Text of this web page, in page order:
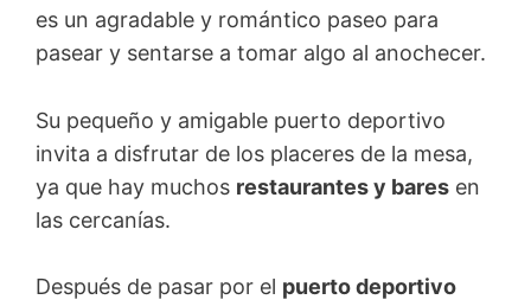
es un agradable y romántico paseo para
pasear y sentarse a tomar algo al anochecer.
Su pequeño y amigable puerto deportivo
invita a disfrutar de los placeres de la mesa,
ya que hay muchos restaurantes y bares en
las cercanías.
Después de pasar por el puerto deportivo